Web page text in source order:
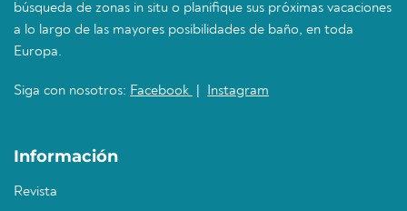
búsqueda de zonas in situ o planifique sus próximas vacaciones
a lo largo de las mayores posibilidades de baño, en toda
Europa.
Siga con nosotros: Facebook Instagram
Información
Revista